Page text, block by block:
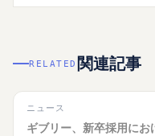
RELATED 関連記事
ニュース
ギブリー、新卒採用に